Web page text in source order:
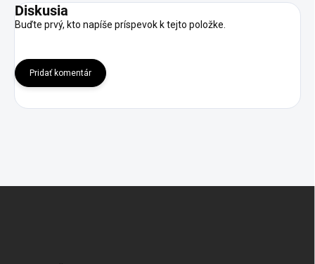
Diskusia
Buďte prvý, kto napíše príspevok k tejto položke.
Pridať komentár